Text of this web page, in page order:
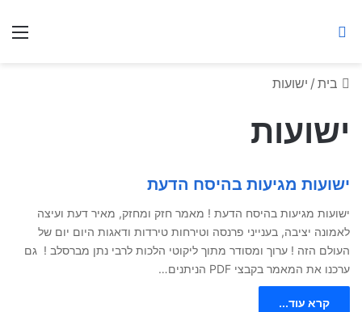
בית / ישועות
ישועות
ישועות מגיעות בהיסח הדעת
ישועות מגיעות בהיסח הדעת ! מאמר חזק ומחזק, מאיר דעת ועיצה
לאמונה יציבה, בענייני פרנסה וטירחות טירדות ודאגות היום יום של
העולם הזה ! ערוך ומסודר מתוך ליקו­טי הלכות לרבי נתן מברסלב ! גם
ערכנו את המאמר בקבצי PDF הניתנים…
קרא עוד...